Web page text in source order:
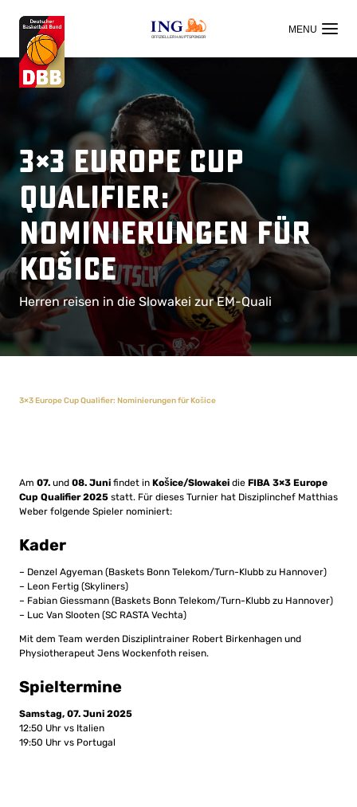
OFFIZIELLER HAUPTSPONSOR
3×3 Europe Cup
Qualifier:
Nominierungen für
Košice
Herren reisen in die Slowakei zur EM-Quali
3×3 Europe Cup Qualifier: Nominierungen für Košice
Am 07. und 08. Juni findet in Košice/Slowakei die FIBA 3×3 Europe
Cup Qualifier 2025 statt. Für dieses Turnier hat Disziplinchef Matthias
Weber folgende Spieler nominiert:
Kader
– Denzel Agyeman (Baskets Bonn Telekom/Turn-Klubb zu Hannover)
– Leon Fertig (Skyliners)
– Fabian Giessmann (Baskets Bonn Telekom/Turn-Klubb zu Hannover)
– Luc Van Slooten (SC RASTA Vechta)
Mit dem Team werden Disziplintrainer Robert Birkenhagen und
Physiotherapeut Jens Wockenfoth reisen.
Spieltermine
Samstag, 07. Juni 2025
12:50 Uhr vs Italien
19:50 Uhr vs Portugal